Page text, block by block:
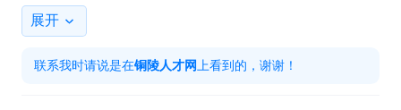
4. 有销售经验者优先
8:00-11:30，14:00-17:30
展开
联系我时请说是在铜陵人才网 上看到的，谢谢！